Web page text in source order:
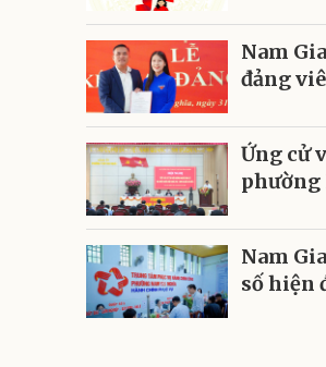
Nam
đảng
Ứng cử
phường
Nam
số hiện